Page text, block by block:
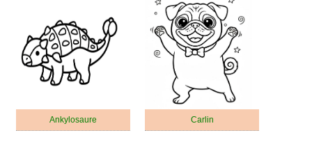
Ankylosaure Carlin